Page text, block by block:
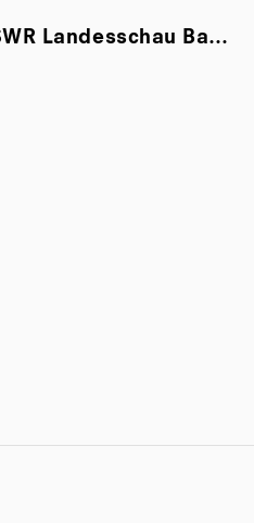
Apartment O in der SWR Landesschau Baden-Württemberg